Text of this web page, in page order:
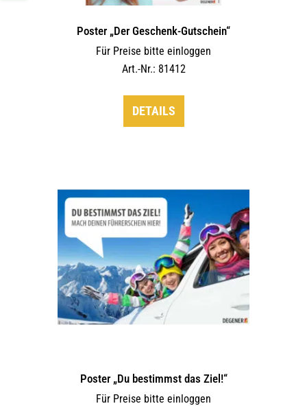
Poster „Der Geschenk-Gutschein“
Für Preise bitte einloggen
Art.-Nr.: 81412
DETAILS
Poster „Du bestimmst das Ziel!“
Für Preise bitte einloggen